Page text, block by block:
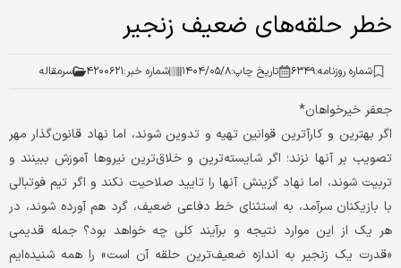
خطر حلقه‌های ضعیف زنجیر
شماره روزنامه:۶۳۴۹ تاریخ چاپ:۱۴۰۴/۰۵/۸ شماره خبر:۴۲۰۰۶۲۱ سرمقاله
جعفر خیرخواهان*
اگر بهترین و کارآترین قوانین تهیه و تدوین شوند، اما نهاد قانون‌گذار مهر
تصویب بر آنها نزند؛ اگر شایسته‌ترین و خلاق‌ترین نیروها آموزش ببینند و
تربیت شوند، اما نهاد گزینش آنها را تایید صلاحیت نکند و اگر تیم فوتبالی
با بازیکنان سرآمد، به استثنای خط دفاعی ضعیف، گرد هم آورده شوند، در
هر یک از این موارد نتیجه و برآیند کلی چه خواهد بود؟ جمله قدیمی
«قدرت یک زنجیر به اندازه ضعیف‌ترین حلقه آن است» را همه شنیده‌ایم